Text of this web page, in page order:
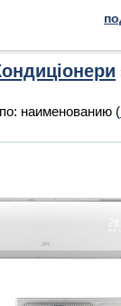
наименованию (